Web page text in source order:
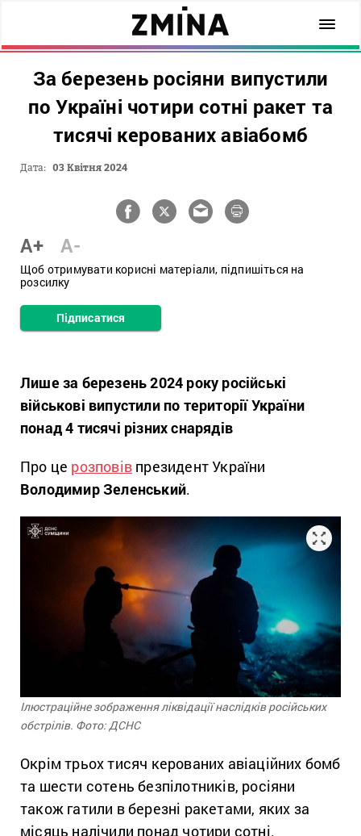
За березень росіяни випустили
по Україні чотири сотні ракет та
тисячі керованих авіабомб
Дата: 03 Квітня 2024
A+ A-
Щоб отримувати корисні матеріали, підпишіться на
розсилку
Підписатися
Лише за березень 2024 року російські
військові випустили по території України
понад 4 тисячі різних снарядів
Про це розповів президент України
Володимир Зеленський.
Ілюстраційне зображення ліквідації наслідків російських
обстрілів. Фото: ДСНС
Окрім трьох тисяч керованих авіаційних бомб
та шести сотень безпілотників, росіяни
також гатили в березні ракетами, яких за
місяць налічили понад чотири сотні.